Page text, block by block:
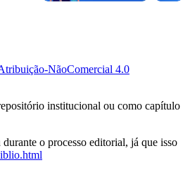
NãoComercial 4.0
institucional ou como capítulo
o processo editorial, já que isso